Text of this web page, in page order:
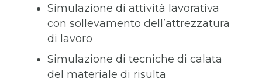
Simulazione di attività lavorativa
con sollevamento dell’attrezzatura
di lavoro
Simulazione di tecniche di calata
del materiale di risulta